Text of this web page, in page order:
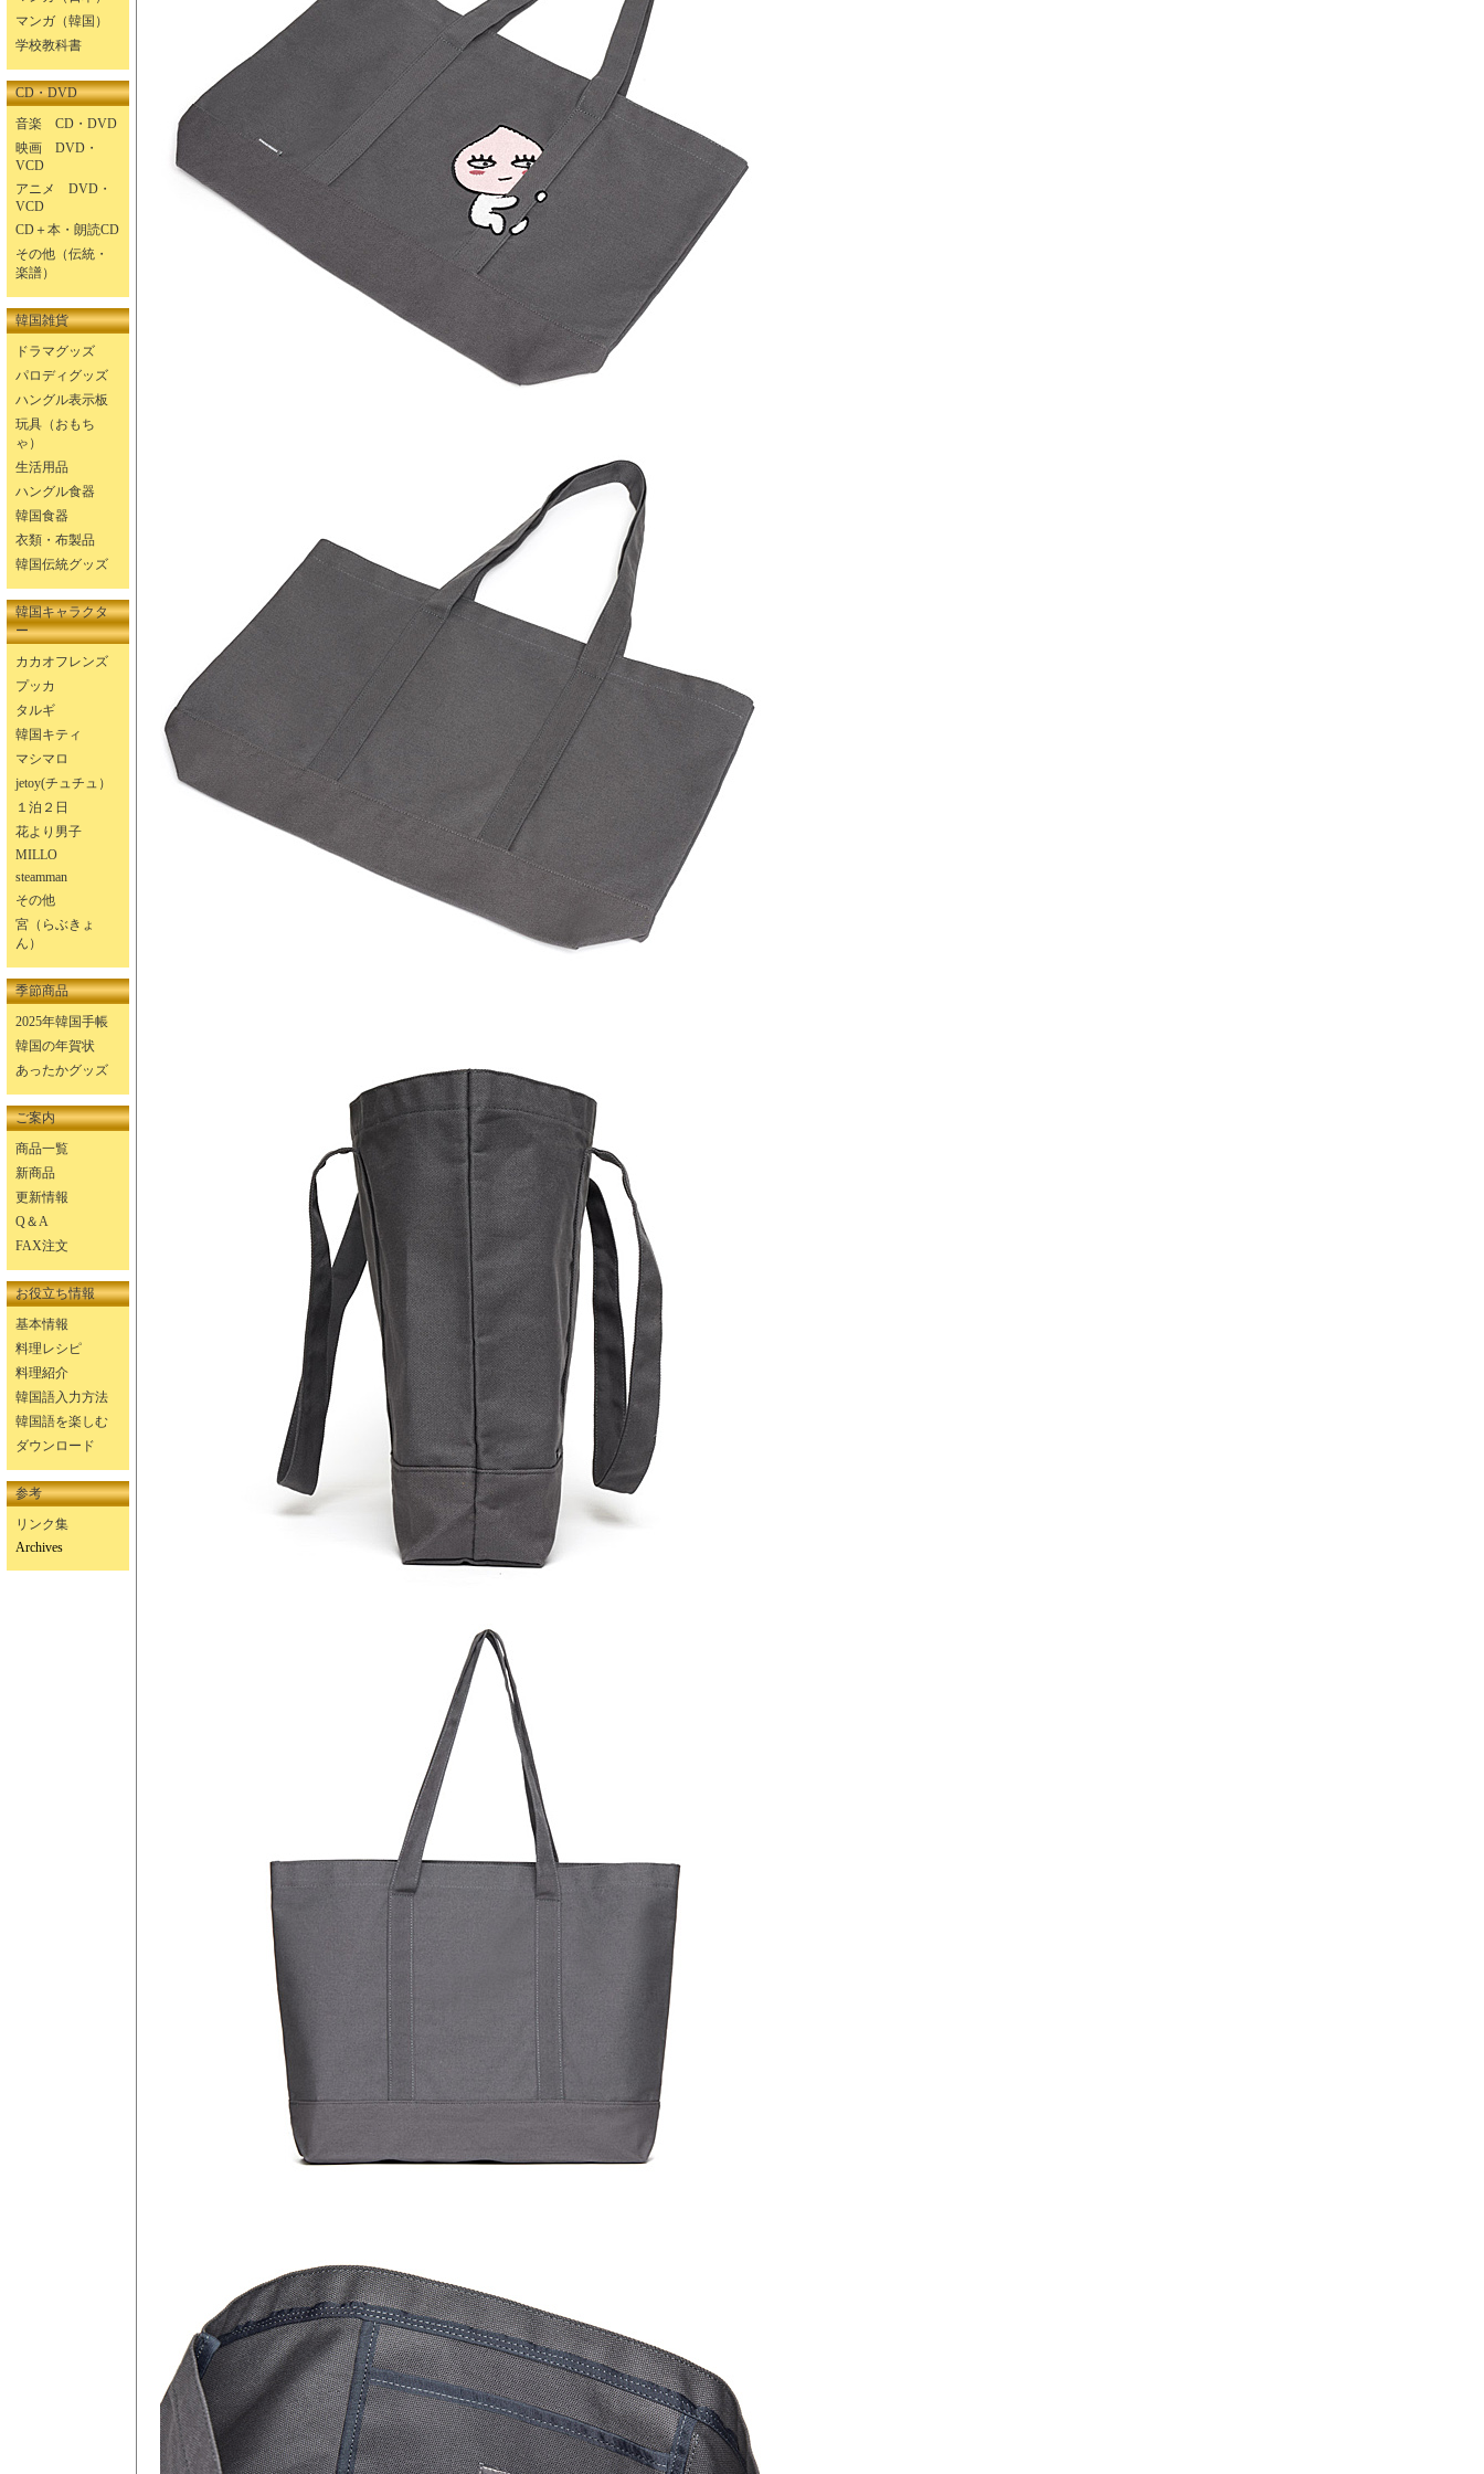
マンガ（韓国）
学校教科書
CD・DVD
音楽 CD・DVD
映画 DVD・
VCD
アニメ DVD・
VCD
CD＋本・朗読CD
その他（伝統・
楽譜）
韓国雑貨
ドラマグッズ
パロディグッズ
ハングル表示板
玩具（おもち
ゃ）
生活用品
ハングル食器
韓国食器
衣類・布製品
韓国伝統グッズ
韓国キャラクタ
ー
カカオフレンズ
プッカ
タルギ
韓国キティ
マシマロ
jetoy(チュチュ）
１泊２日
花より男子
MILLO
steamman
その他
宮（らぶきょ
ん）
季節商品
2025年韓国手帳
韓国の年賀状
あったかグッズ
ご案内
商品一覧
新商品
更新情報
Q＆A
FAX注文
お役立ち情報
基本情報
料理レシピ
料理紹介
韓国語入力方法
韓国語を楽しむ
ダウンロード
参考
リンク集
Archives